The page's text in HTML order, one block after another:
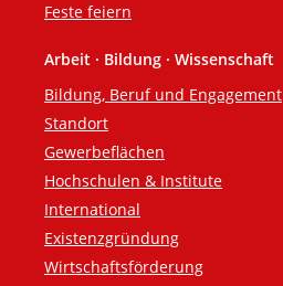
Feste feiern
Arbeit · Bildung · Wissenschaft
Bildung, Beruf und Engagement
Standort
Gewerbeflächen
Hochschulen & Institute
International
Existenzgründung
Wirtschaftsförderung